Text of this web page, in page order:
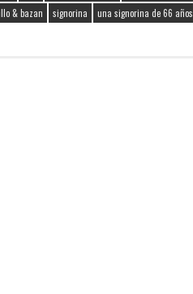
& bazan signorina una signorina de 66 años